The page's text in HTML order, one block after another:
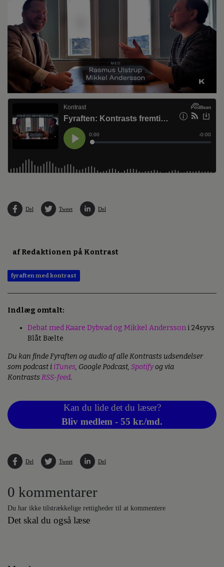
Del Tweet Del
af Redaktionen på Kontrast
fyraften med kontrast
Indlæg omtalt:
Debat med Kaare Dybvad og Mikkel Andersson i 24syvs
Blåt Bælte
Du kan finde Fyraften og audio af alle Kontrasts udsendelser
som podcast i iTunes, Google Podcast, Spotifyog via
KontrastsRSS-feed.
Kan du lide det du læser?
Bliv medlem - 55 kr./md.
Del Tweet Del
0 kommentarer
Du har ikke tilstrækkelige rettigheder til at kommentere
Det skal du også læse